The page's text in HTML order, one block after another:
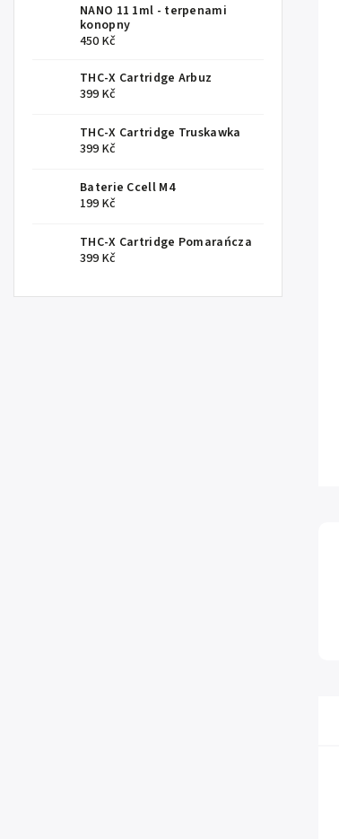
NANO 11 1ml - terpenami
konopny
450 Kč
THC-X Cartridge Arbuz
399 Kč
THC-X Cartridge Truskawka
399 Kč
Baterie Ccell M4
199 Kč
THC-X Cartridge Pomarańcza
399 Kč